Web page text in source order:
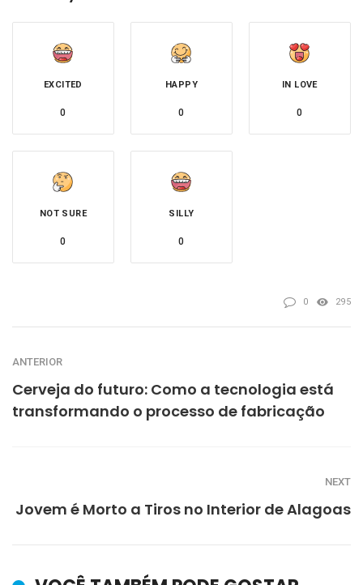
EXCITED
0
HAPPY
0
IN LOVE
0
NOT SURE
0
SILLY
0
0 295
ANTERIOR
Cerveja do futuro: Como a tecnologia está
transformando o processo de fabricação
NEXT
Jovem é Morto a Tiros no Interior de Alagoas